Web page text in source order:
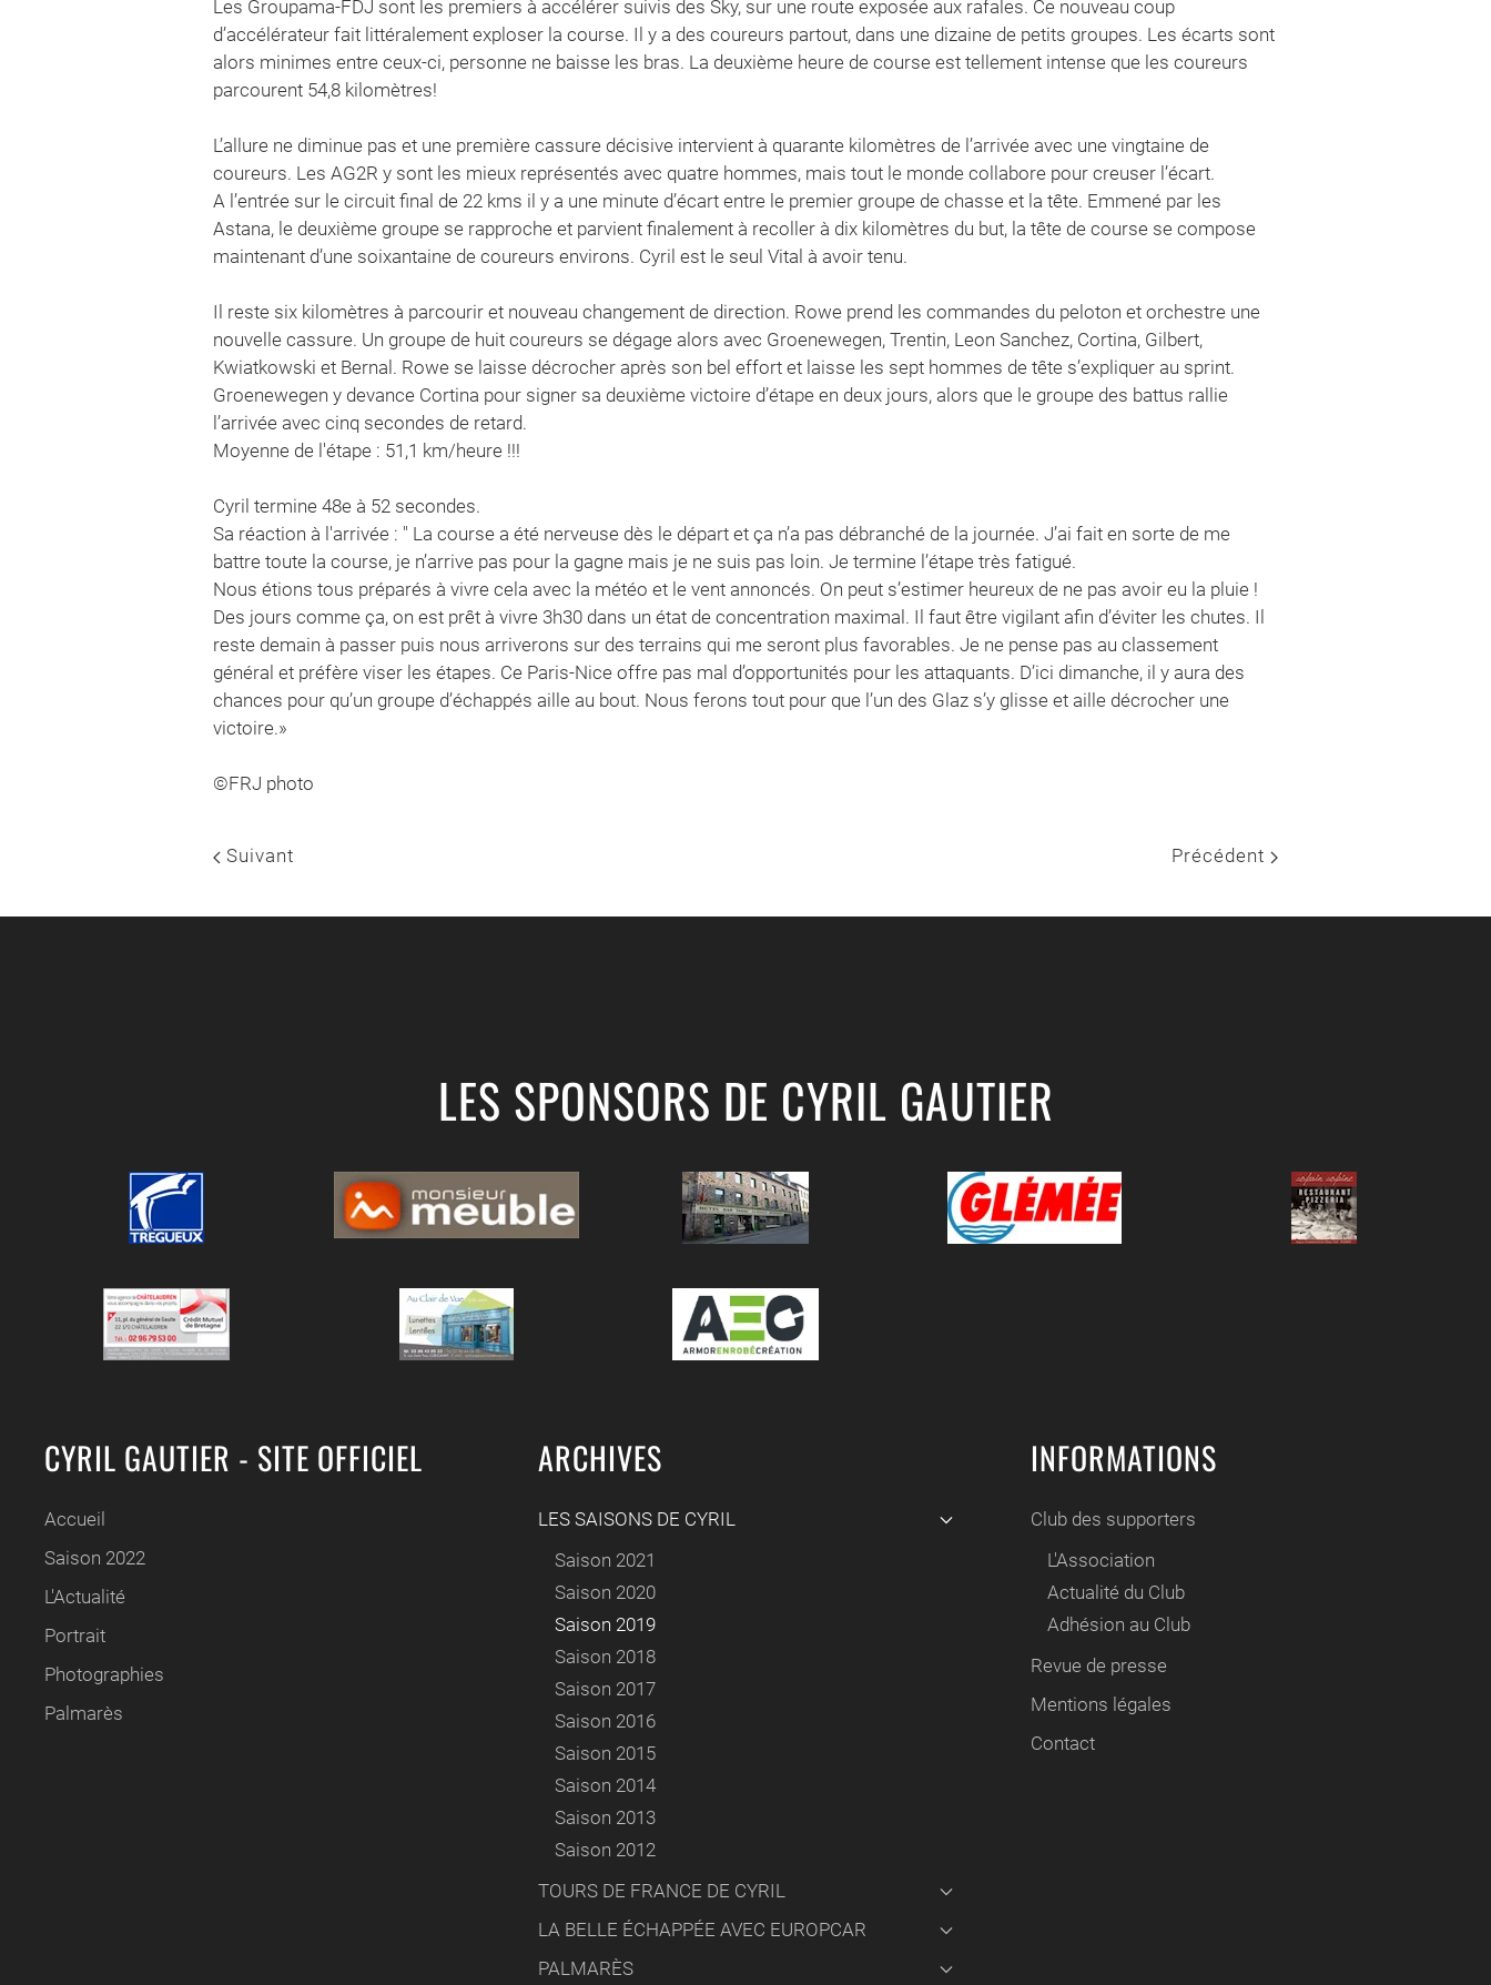
Les Groupama-FDJ sont les premiers à accélérer suivis des Sky, sur une route exposée aux rafales. Ce nouveau coup
d’accélérateur fait littéralement exploser la course. Il y a des coureurs partout, dans une dizaine de petits groupes. Les écarts sont
alors minimes entre ceux-ci, personne ne baisse les bras. La deuxième heure de course est tellement intense que les coureurs
parcourent 54,8 kilomètres!
L’allure ne diminue pas et une première cassure décisive intervient à quarante kilomètres de l’arrivée avec une vingtaine de
coureurs. Les AG2R y sont les mieux représentés avec quatre hommes, mais tout le monde collabore pour creuser l’écart.
A l’entrée sur le circuit final de 22 kms il y a une minute d’écart entre le premier groupe de chasse et la tête. Emmené par les
Astana, le deuxième groupe se rapproche et parvient finalement à recoller à dix kilomètres du but, la tête de course se compose
maintenant d’une soixantaine de coureurs environs. Cyril est le seul Vital à avoir tenu.
Il reste six kilomètres à parcourir et nouveau changement de direction. Rowe prend les commandes du peloton et orchestre une
nouvelle cassure. Un groupe de huit coureurs se dégage alors avec Groenewegen, Trentin, Leon Sanchez, Cortina, Gilbert,
Kwiatkowski et Bernal. Rowe se laisse décrocher après son bel effort et laisse les sept hommes de tête s’expliquer au sprint.
Groenewegen y devance Cortina pour signer sa deuxième victoire d’étape en deux jours, alors que le groupe des battus rallie
l’arrivée avec cinq secondes de retard.
Moyenne de l'étape : 51,1 km/heure !!!
Cyril termine 48e à 52 secondes.
Sa réaction à l'arrivée : " La course a été nerveuse dès le départ et ça n’a pas débranché de la journée. J’ai fait en sorte de me
battre toute la course, je n’arrive pas pour la gagne mais je ne suis pas loin. Je termine l’étape très fatigué.
Nous étions tous préparés à vivre cela avec la météo et le vent annoncés. On peut s’estimer heureux de ne pas avoir eu la pluie !
Des jours comme ça, on est prêt à vivre 3h30 dans un état de concentration maximal. Il faut être vigilant afin d’éviter les chutes. Il
reste demain à passer puis nous arriverons sur des terrains qui me seront plus favorables. Je ne pense pas au classement
général et préfère viser les étapes. Ce Paris-Nice offre pas mal d’opportunités pour les attaquants. D’ici dimanche, il y aura des
chances pour qu’un groupe d’échappés aille au bout. Nous ferons tout pour que l’un des Glaz s’y glisse et aille décrocher une
victoire.»
©FRJ photo
Suivant Précédent
LES SPONSORS DE CYRIL GAUTIER
CYRIL GAUTIER - SITE OFFICIEL
Accueil
Saison 2022
L'Actualité
Portrait
Photographies
Palmarès
ARCHIVES
LES SAISONS DE CYRIL
Saison 2021
Saison 2020
Saison 2019
Saison 2018
Saison 2017
Saison 2016
Saison 2015
Saison 2014
Saison 2013
Saison 2012
TOURS DE FRANCE DE CYRIL
LA BELLE ÉCHAPPÉE AVEC EUROPCAR
PALMARÈS
INFORMATIONS
Club des supporters
L'Association
Actualité du Club
Adhésion au Club
Revue de presse
Mentions légales
Contact